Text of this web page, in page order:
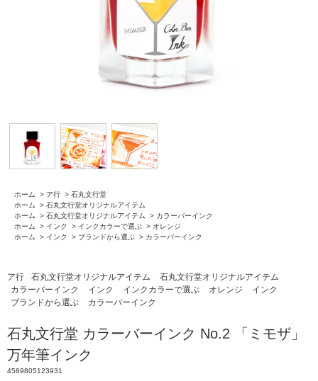
ホーム > ア行 > 石丸文行堂
ホーム
> 石丸文行堂オリジナルアイテム
ホーム
> 石丸文行堂オリジナルアイテム > カラーバーインク
ホーム
> インク > インクカラーで選ぶ > オレンジ
ホーム
> インク > ブランドから選ぶ > カラーバーインク
ア行 石丸文行堂オリジナルアイテム
石丸文行堂オリジナルアイテム
カラーバーインク
インク インクカラーで選ぶ オレンジ
インク
ブランドから選ぶ
カラーバーインク
石丸文行堂 カラーバーインク No.2 「ミモザ」
万年筆インク
4589805123931